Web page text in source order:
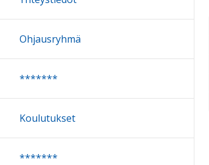
Ohjausryhmä
*******
Koulutukset
*******